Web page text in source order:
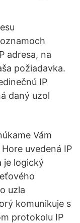
adresa, na
požiadavka.
IP
daný uzol
Vám
uvedená IP
je logický
uzla
komunikuje s
protokolu IP